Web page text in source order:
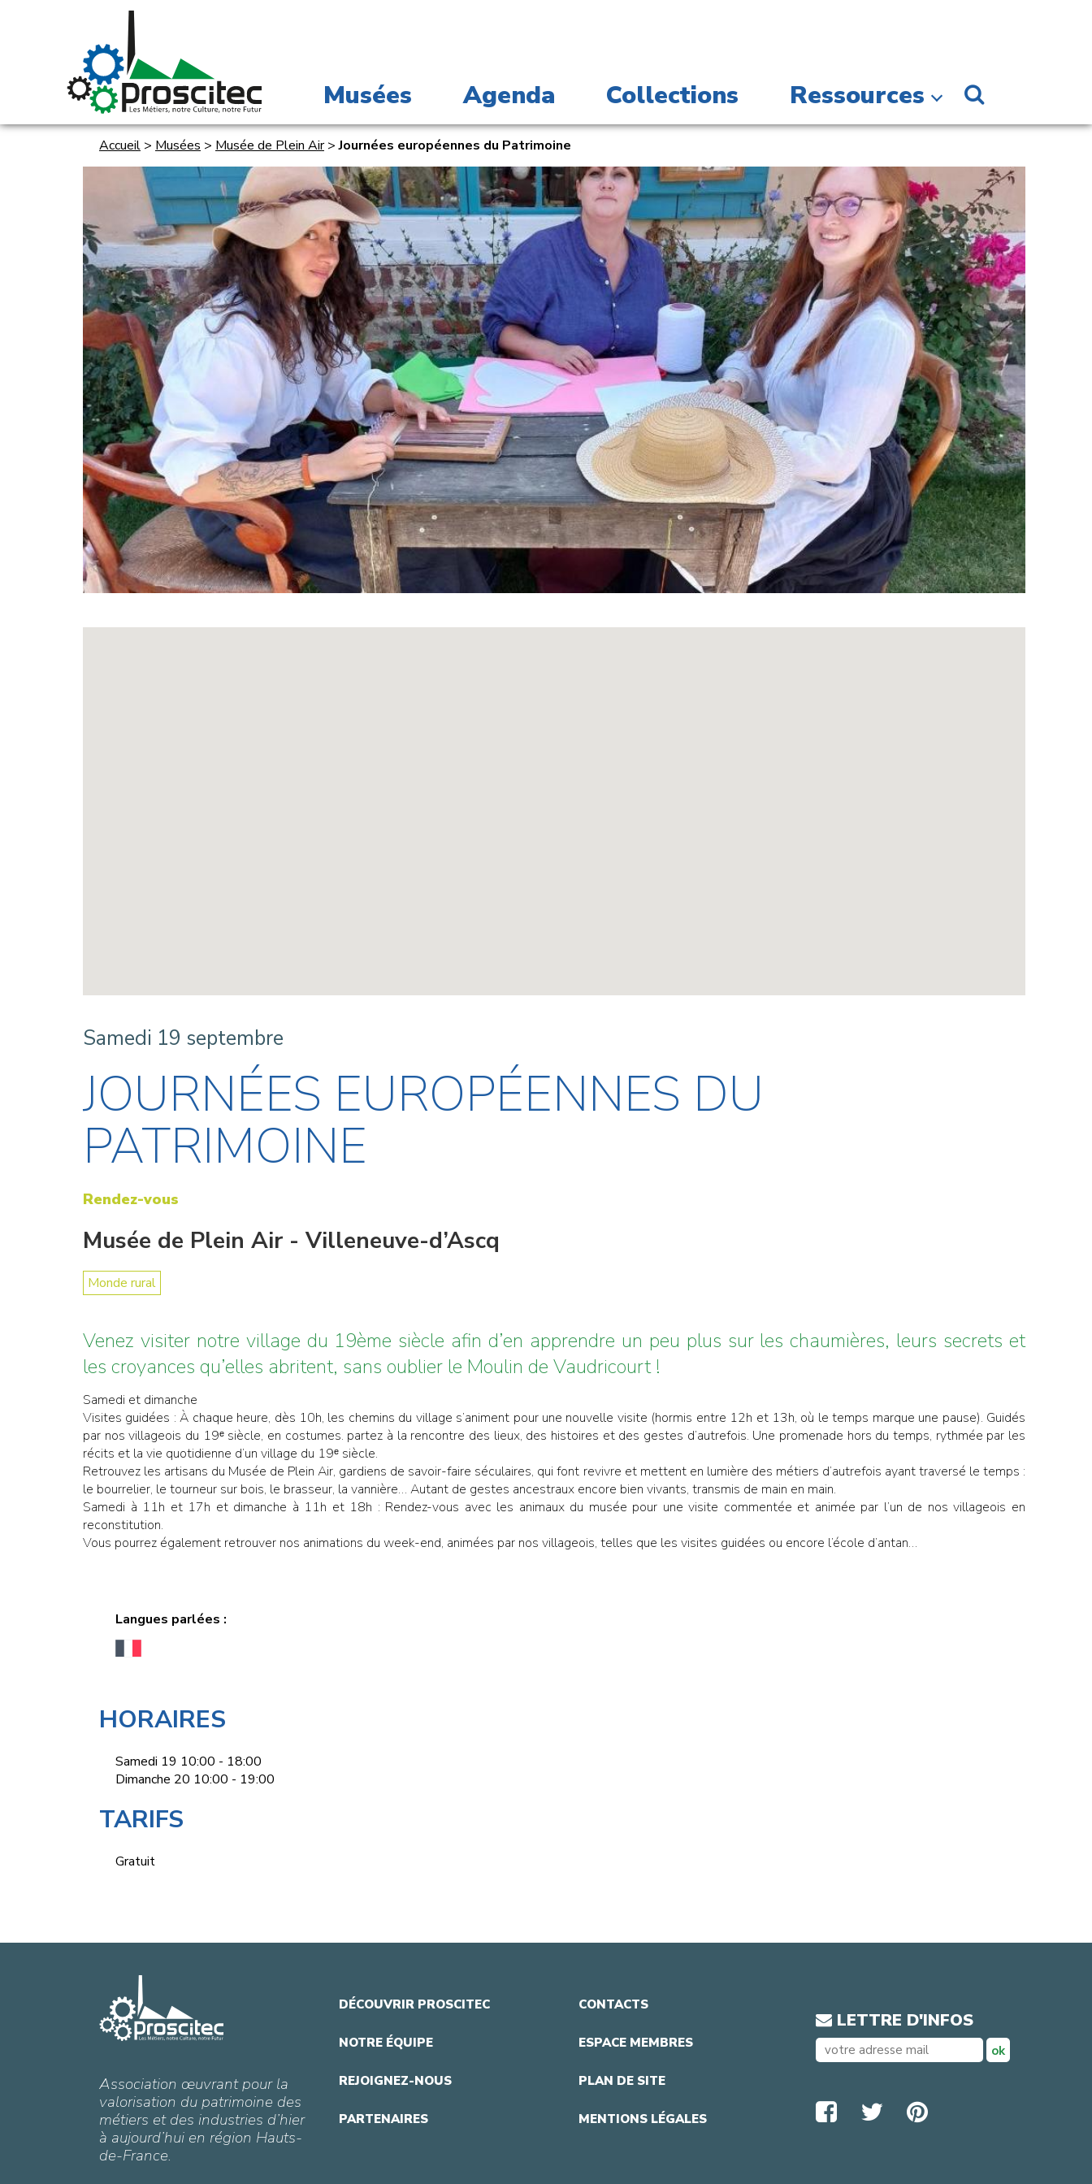
Musées Agenda Collections Ressources
Accueil > Musées > Musée de Plein Air>Journées européennes du Patrimoine
Samedi 19 septembre
JOURNÉES EUROPÉENNES DU
PATRIMOINE
Rendez-vous
Musée de Plein Air - Villeneuve-d’Ascq
Monde rural
Venez visiter notre village du 19ème siècle afin d’en apprendre un peu plus sur les chaumières, leurs secrets et
les croyances qu’elles abritent, sans oublier le Moulin de Vaudricourt !
Samedi et dimanche
Visites guidées : À chaque heure, dès 10h, les chemins du village s’animent pour une nouvelle visite (hormis entre 12h et 13h, où le temps marque une pause). Guidés
par nos villageois du 19ᵉ siècle, en costumes. partez à la rencontre des lieux, des histoires et des gestes d’autrefois. Une promenade hors du temps, rythmée par les
récits et la vie quotidienne d’un village du 19ᵉ siècle.
Retrouvez les artisans du Musée de Plein Air, gardiens de savoir-faire séculaires, qui font revivre et mettent en lumière des métiers d’autrefois ayant traversé le temps :
le bourrelier, le tourneur sur bois, le brasseur, la vannière… Autant de gestes ancestraux encore bien vivants, transmis de main en main.
Samedi à 11h et 17h et dimanche à 11h et 18h : Rendez-vous avec les animaux du musée pour une visite commentée et animée par l’un de nos villageois en
reconstitution.
Vous pourrez également retrouver nos animations du week-end, animées par nos villageois, telles que les visites guidées ou encore l’école d’antan…
Langues parlées :
HORAIRES
Samedi 19 10:00 - 18:00
Dimanche 20 10:00 - 19:00
TARIFS
Gratuit
Association œuvrant pour la
valorisation du patrimoine des
métiers et des industries d’hier
à aujourd’hui en région Hauts-
de-France.
DÉCOUVRIR PROSCITEC
NOTRE ÉQUIPE
REJOIGNEZ-NOUS
PARTENAIRES
CONTACTS
ESPACE MEMBRES
PLAN DE SITE
MENTIONS LÉGALES
LETTRE D'INFOS